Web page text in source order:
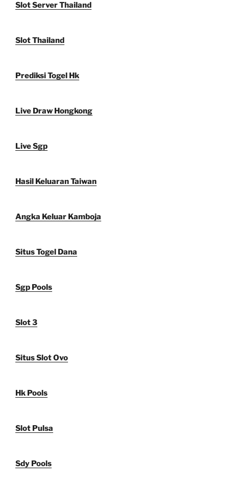
Slot Server Thailand
Slot Thailand
Prediksi Togel Hk
Live Draw Hongkong
Live Sgp
Hasil Keluaran Taiwan
Angka Keluar Kamboja
Situs Togel Dana
Sgp Pools
Slot 3
Situs Slot Ovo
Hk Pools
Slot Pulsa
Sdy Pools